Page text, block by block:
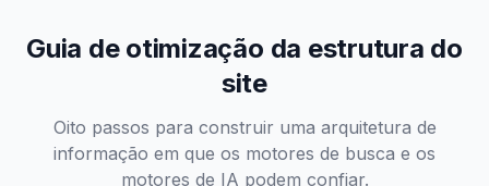
Guia de otimização da estrutura do
site
Oito passos para construir uma arquitetura de
informação em que os motores de busca e os
motores de IA podem confiar.